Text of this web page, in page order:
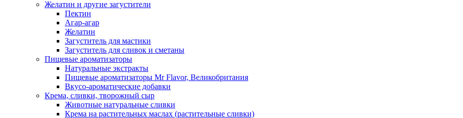
Желатин и другие загустители
Пектин
Агар-агар
Желатин
Загуститель для мастики
Загуститель для сливок и сметаны
Пищевые ароматизаторы
Натуральные экстракты
Пищевые ароматизаторы Mr Flavor, Великобритания
Вкусо-ароматические добавки
Крема, сливки, творожный сыр
Животные натуральные сливки
Крема на растительных маслах (растительные сливки)